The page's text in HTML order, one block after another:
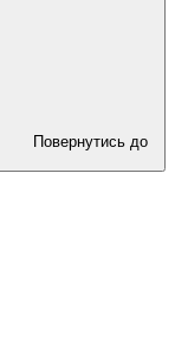
Повернутись до